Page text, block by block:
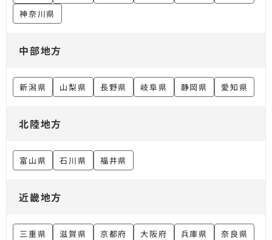
神奈川県
中部地方
新潟県 山梨県 長野県 岐阜県 静岡県 愛知県
北陸地方
富山県 石川県 福井県
近畿地方
三重県 滋賀県 京都府 大阪府 兵庫県
奈良県